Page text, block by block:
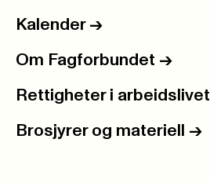
Kalender ->
Om Fagforbundet ->
Rettigheter i arbeidslivet
Brosjyrer og materiell ->